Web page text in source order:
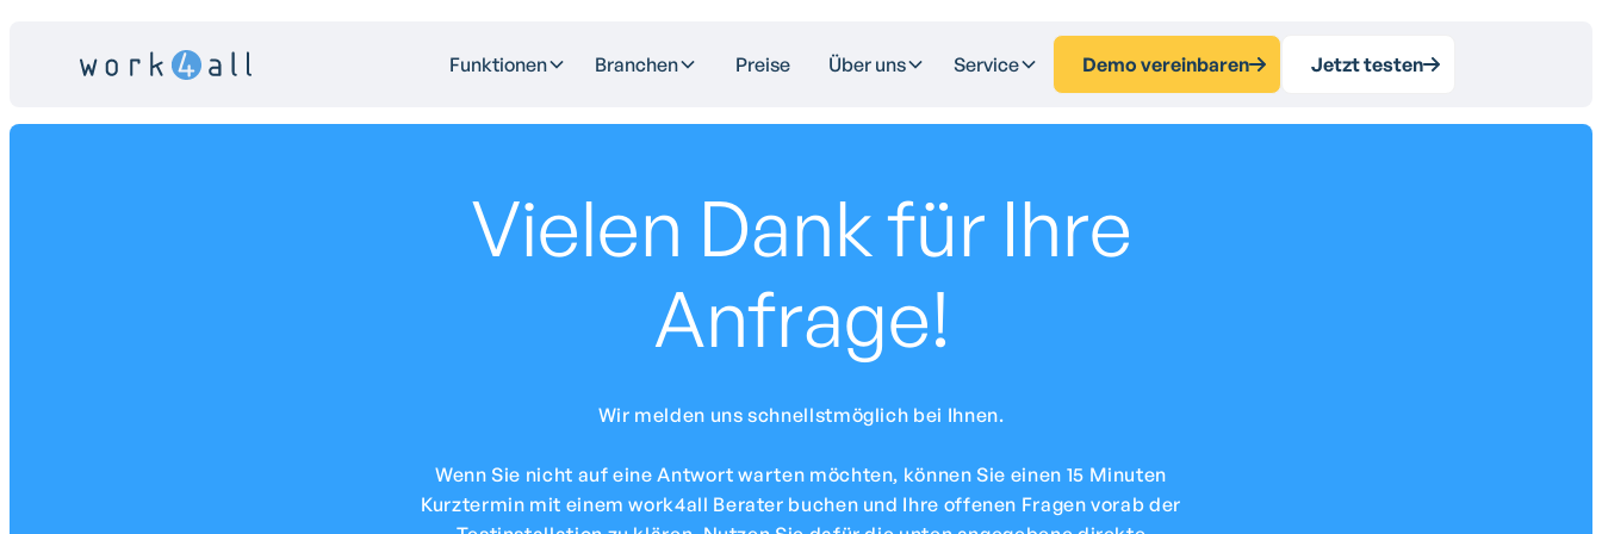
Funktionen Branchen Preise Über uns Service Demo vereinbaren Jetzt testen
Vielen Dank für Ihre
Anfrage!
Wir melden uns schnellstmöglich bei Ihnen.
Wenn Sie nicht auf eine Antwort warten möchten, können Sie einen 15 Minuten
Kurztermin mit einem work4all Berater buchen und Ihre offenen Fragen vorab der